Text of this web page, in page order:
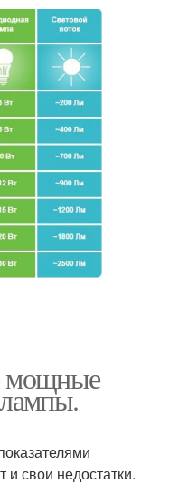
мощные
свои недостатки.